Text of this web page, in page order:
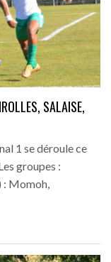
SALAISE,
1 se déroule ce
groupes :
Momoh,